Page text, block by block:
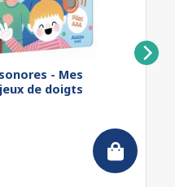
- Mes
de doigts